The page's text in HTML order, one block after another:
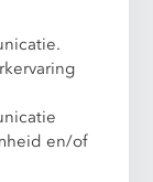
en/of